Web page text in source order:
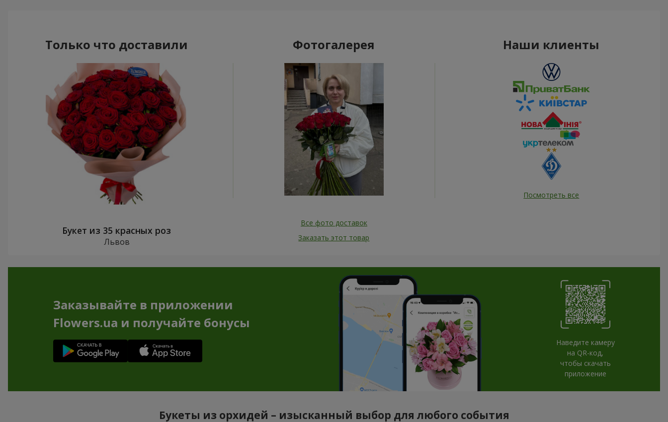
Только что доставили
Букет из 35 красных роз
Львов
Фотогалерея
Все фото доставок
Заказать этот товар
Наши клиенты
Посмотреть все
Заказывайте в приложении
Flowers.ua и получайте бонусы
Наведите камеру
на QR-код,
чтобы скачать
приложение
Букеты из орхидей – изысканный выбор для любого события